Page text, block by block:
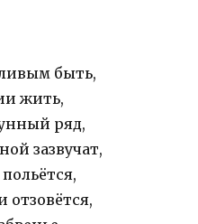
быть,
жить,
ряд,
зазвучат,
отзовётся,